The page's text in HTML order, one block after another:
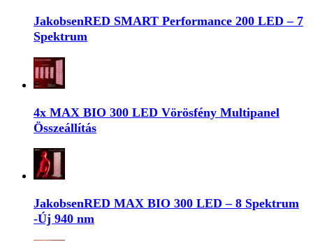
JakobsenRED SMART Performance 200 LED – 7
Spektrum
4x MAX BIO 300 LED Vörösfény Multipanel
Összeállítás
JakobsenRED MAX BIO 300 LED – 8 Spektrum
-Új 940 nm